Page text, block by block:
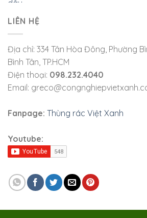
LIÊN HỆ
Địa chỉ: 334 Tân Hòa Đông, Phường
Bình Tân, TP.HCM
Điện thoại: 098.232.4040
Email:
Fanpage: Thùng rác Việt Xanh
Youtube: